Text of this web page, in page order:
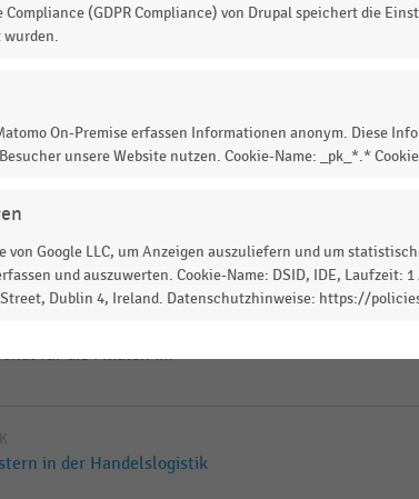
für die Zentralen des
für die Zentralen im
für Zentrale und Filialen
für die Filialen im
in der Handelslogistik
(GDPR Compliance) von Drupal speichert die
wurden.
On-Premise erfassen Informationen anonym. Diese
unsere Website nutzen. Cookie-Name: _pk_*.*
von Google LLC, um Anzeigen auszuliefern und um
und auszuwerten. Cookie-Name: DSID, IDE, Laufzeit:
Street, Dublin 4, Ireland. Datenschutzhinweise: https://